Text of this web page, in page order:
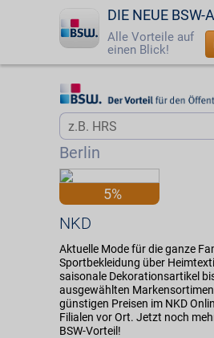
DIE NEUE BSW-
Alle Vorteile auf
einen Blick!
Startseite
Login
Berlin
Startseite
5%
NKD
Aktuelle Mode für die ganze
Sportbekleidung über
saisonale Dekorationsartikel
ausgewählten
günstigen Preisen im NKD
Filialen vor Ort. Jetzt noch
BSW-Vorteil!